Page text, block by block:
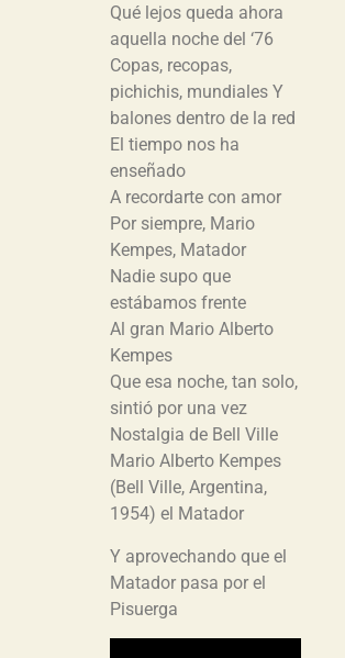
Qué lejos queda ahora
aquella noche del ‘76
Copas, recopas,
pichichis, mundiales Y
balones dentro de la red
El tiempo nos ha
enseñado
A recordarte con amor
Por siempre, Mario
Kempes, Matador
Nadie supo que
estábamos frente
Al gran Mario Alberto
Kempes
Que esa noche, tan solo,
sintió por una vez
Nostalgia de Bell Ville
Mario Alberto Kempes
(Bell Ville, Argentina,
1954) el Matador
Y aprovechando que el
Matador pasa por el
Pisuerga